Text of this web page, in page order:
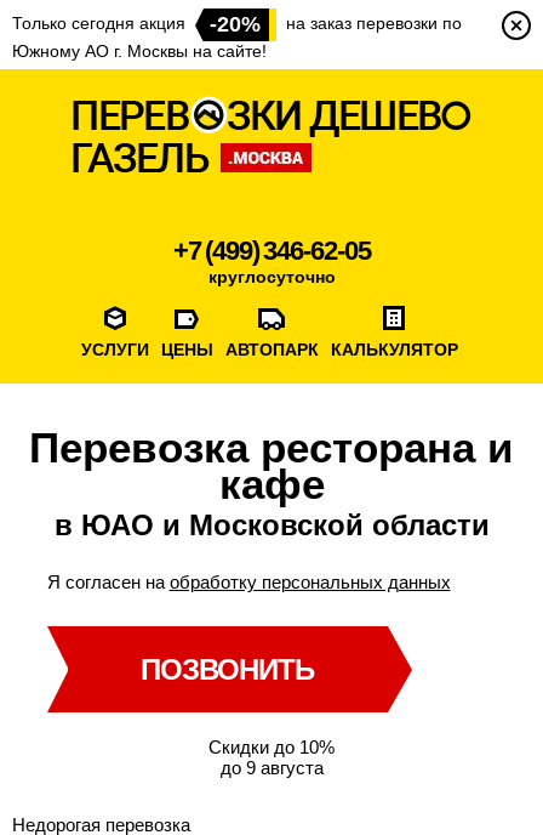
Только сегодня акция -20%
на заказ перевозки по
Южному АО г. Москвы на сайте!
+7 (499) 346-62-05
круглосуточно
УСЛУГИ ЦЕНЫ АВТОПАРК КАЛЬКУЛЯТОР
Перевозка ресторана и
кафе
в ЮАО и Московской области
Я согласен на обработку персональных данных
ПОЗВОНИТЬ
Скидки до 10%
до 9 августа
Недорогая перевозка